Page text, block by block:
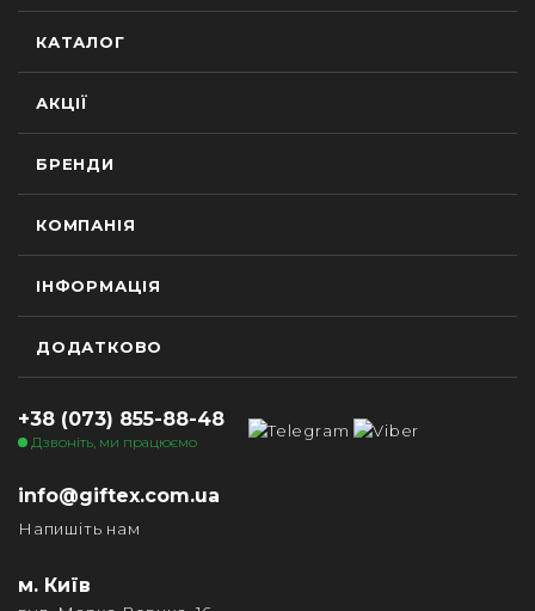
КАТАЛОГ
АКЦІЇ
БРЕНДИ
КОМПАНІЯ
ІНФОРМАЦІЯ
ДОДАТКОВО
+38 (073) 855-88-48
Дзвоніть, ми працюємо
info@giftex.com.ua
Напишіть нам
м. Київ